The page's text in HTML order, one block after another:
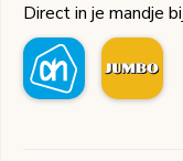
Direct in je mandje